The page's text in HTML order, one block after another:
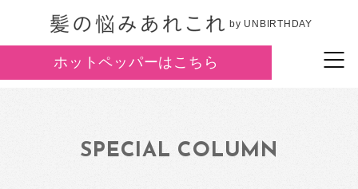
by UNBIRTHDAY
ホットペッパーはこちら
SPECIAL COLUMN